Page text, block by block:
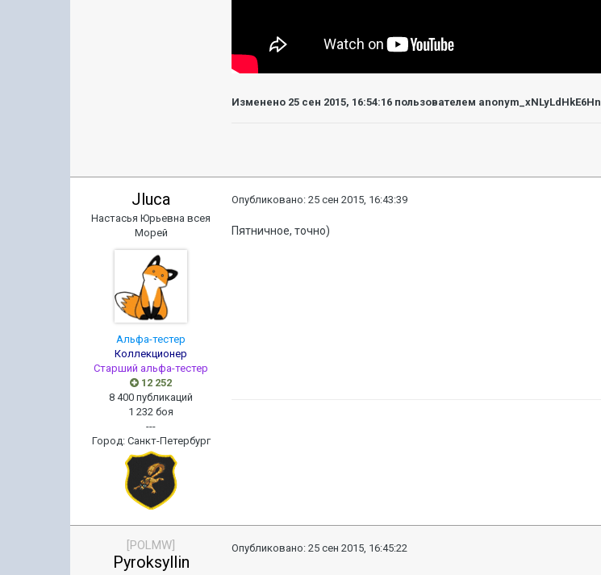
Изменено 25 сен 2015, 16:54:16 пользователем anonym_xNLyLdHkE6Hn
Jluca
Настасья Юрьевна всея
Морей
Альфа-тестер
Коллекционер
Старший альфа-тестер
12 252
8 400 публикаций
1 232 боя
---
Город: Санкт-Петербург
Опубликовано:25 сен 2015, 16:43:39
Пятничное, точно)
[POLMW]
Pyroksyllin
Опубликовано:25 сен 2015, 16:45:22